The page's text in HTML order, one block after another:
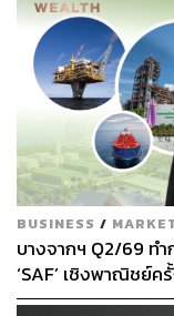
BUSINESS /
บางจากฯ Q2/69 ทำ
‘SAF’ เชิงพาณิชย์
ล้าน